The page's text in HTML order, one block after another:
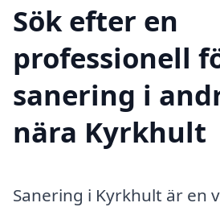
Sök efter en
professionell
sanering i
nära Kyrkhult
Sanering i Kyrkhult är en